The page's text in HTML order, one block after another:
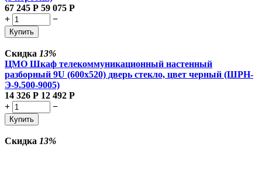
67 245 Р 59 075 Р
+
−
Купить
Скидка 13%
ЦМО Шкаф телекоммуникационный настенный
разборный 9U (600х520) дверь стекло, цвет черный (ШРН-
Э-9.500-9005)
14 326 Р 12 492 Р
+
−
Купить
Скидка 13%